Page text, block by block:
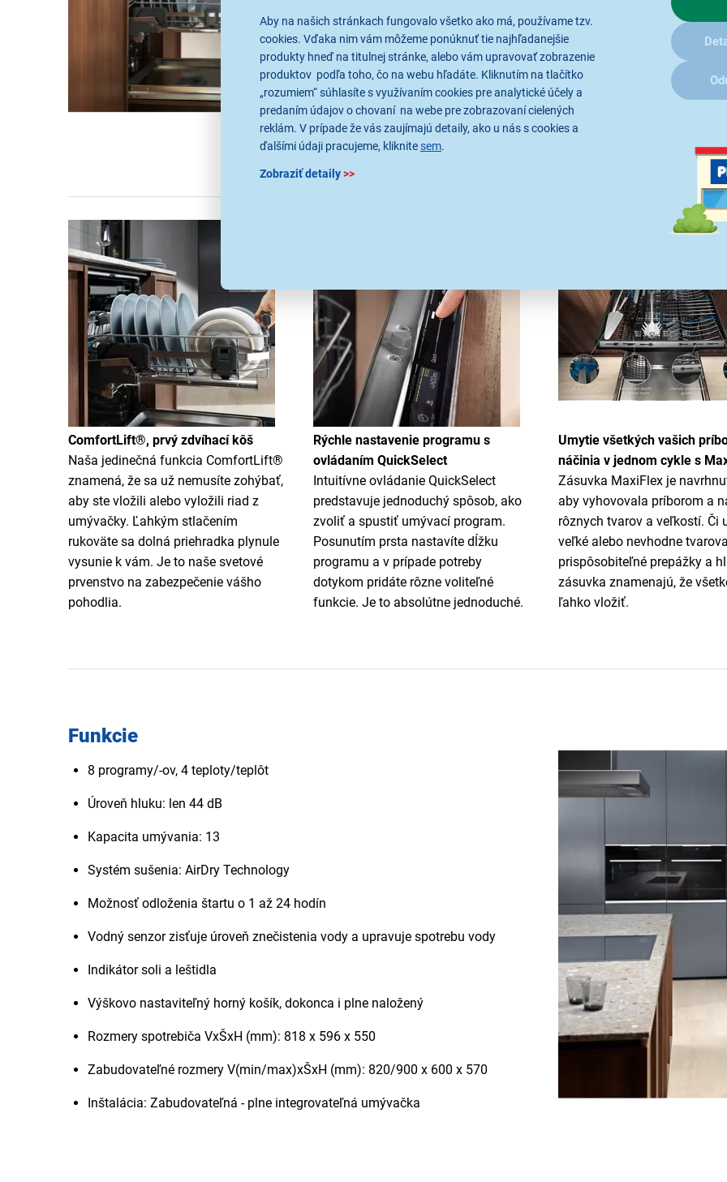
Aby na našich stránkach fungovalo všetko ako má, používame tzv.
cookies. Vďaka nim vám môžeme ponúknuť tie najhľadanejšie
produkty hneď na titulnej stránke, alebo vám upravovať zobrazenie
produktov podľa toho, čo na webu hľadáte. Kliknutím na tlačítko
„rozumiem“ súhlasíte s využívaním cookies pre analytické účely a
predaním údajov o chovaní na webe pre zobrazovaní cielených
reklám. V prípade že vás zaujímajú detaily, ako u nás s cookies a
ďalšími údaji pracujeme, kliknite sem.
Zobraziť detaily>>
ComfortLift®, prvý zdvíhací kôš
Naša jedinečná funkcia ComfortLift®
znamená, že sa už nemusíte zohýbať,
aby ste vložili alebo vyložili riad z
umývačky. Ľahkým stlačením
rukoväte sa dolná priehradka plynule
vysunie k vám. Je to naše svetové
prvenstvo na zabezpečenie vášho
pohodlia.
Rýchle nastavenie programu s
ovládaním QuickSelect
Intuitívne ovládanie QuickSelect
predstavuje jednoduchý spôsob, ako
zvoliť a spustiť umývací program.
Posunutím prsta nastavíte dĺžku
programu a v prípade potreby
dotykom pridáte rôzne voliteľné
funkcie. Je to absolútne jednoduché.
Umytie všetkých vašich
náčinia v jednom cykle s
Zásuvka MaxiFlex je
aby vyhovovala príborom a
rôznych tvarov a veľkostí. Či
veľké alebo nevhodne
prispôsobiteľné prepážky a
zásuvka znamenajú, že
ľahko vložiť.
Funkcie
8 programy/-ov, 4 teploty/teplôt
Úroveň hluku: len 44 dB
Kapacita umývania: 13
Systém sušenia: AirDry Technology
Možnosť odloženia štartu o 1 až 24 hodín
Vodný senzor zisťuje úroveň znečistenia vody a upravuje spotrebu vody
Indikátor soli a leštidla
Výškovo nastaviteľný horný košík, dokonca i plne naložený
Rozmery spotrebiča VxŠxH (mm): 818 x 596 x 550
Zabudovateľné rozmery V(min/max)xŠxH (mm): 820/900 x 600 x 570
Inštalácia: Zabudovateľná - plne integrovateľná umývačka